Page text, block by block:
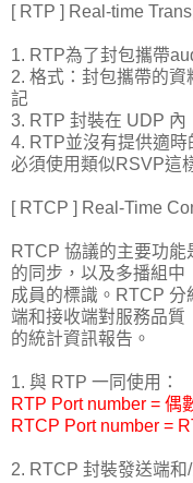
[ RTP ] Real-time
1. RTP為了封包攜帶
2. 格式：封包攜帶的
記
3. RTP 封裝在 UDP 內
4. RTP並沒有提供適
必須使用類似RSVP這
[ RTCP ] Real-Time
RTCP 協議的主要功
的同步，以及多播組中
成員的標識。RTCP
端和接收端對服務品質
的統計資訊報告。
1. 與 RTP 一同使用：
RTP Port number = 偶
RTCP Port number =
2. RTCP 封裝發送端